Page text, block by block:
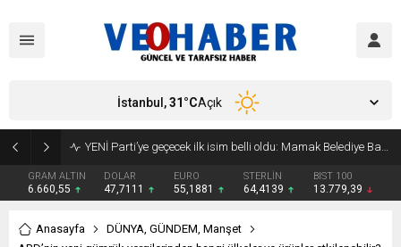
YENİ Parti’ye geçecek ilk isim belli oldu: Mamak Belediye Başkanı CHP’den istifa etti
GRAM ALTIN
6.660,55
DOLAR
47,7111
EURO
55,1881
STERLİN
64,4139
BIST 100
13.779,39
İstanbul,31°CAçık
Anasayfa DÜNYA, GÜNDEM, Manşet